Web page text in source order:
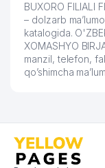
BUXORO FILIALI
– dolzarb
katalogida.
XOMASHYO
manzil, telefon,
qo’shimcha